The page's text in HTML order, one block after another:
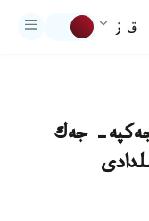
ق ز
جەكپە- جەك